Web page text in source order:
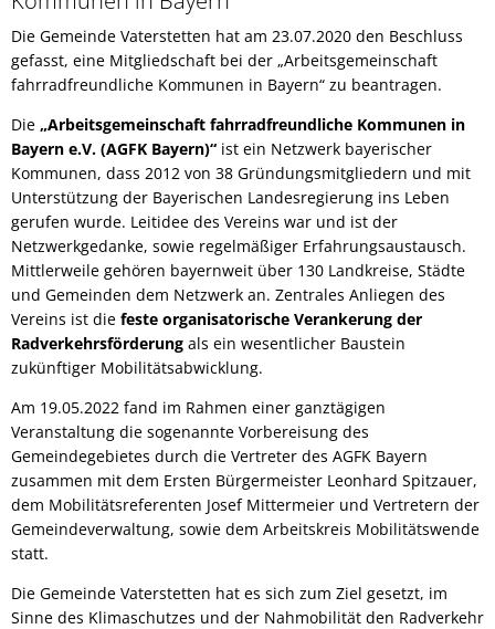
Presseinformationen
Stellenangebote
Studium und Ausbildung
Bahn & Bus
Freizeit & Erholung
Ortsplan
Taxi und MiFaZ
Verkehrsanbindung
Veranstaltungskalender
Radverkehr
AGFK Bayern
Bike and Ride
Fahrradwege und -
Alltagsrouten und
Weitere Informationen,
Weiterbildung
Die Notinsel
Lärmschutz
Publikationen
Die Gemeinde Vaterstetten hat am 23.07.2020 den Beschluss
gefasst, eine Mitgliedschaft bei der „Arbeitsgemeinschaft
fahrradfreundliche Kommunen in Bayern“ zu beantragen.
Die „Arbeitsgemeinschaft fahrradfreundliche Kommunen in
Bayern e.V. (AGFK Bayern)“ ist ein Netzwerk bayerischer
Kommunen, dass 2012 von 38 Gründungsmitgliedern und mit
Unterstützung der Bayerischen Landesregierung ins Leben
gerufen wurde. Leitidee des Vereins war und ist der
Netzwerkgedanke, sowie regelmäßiger Erfahrungsaustausch.
Mittlerweile gehören bayernweit über 130 Landkreise, Städte
und Gemeinden dem Netzwerk an. Zentrales Anliegen des
Vereins ist die feste organisatorische Verankerung der
Radverkehrsförderung als ein wesentlicher Baustein
zukünftiger Mobilitätsabwicklung.
Am 19.05.2022 fand im Rahmen einer ganztägigen
Veranstaltung die sogenannte Vorbereisung des
Gemeindegebietes durch die Vertreter des AGFK Bayern
zusammen mit dem Ersten Bürgermeister Leonhard Spitzauer,
dem Mobilitätsreferenten Josef Mittermeier und Vertretern der
Gemeindeverwaltung, sowie dem Arbeitskreis Mobilitätswende
statt.
Die Gemeinde Vaterstetten hat es sich zum Ziel gesetzt, im
Sinne des Klimaschutzes und der Nahmobilität den Radverkehr